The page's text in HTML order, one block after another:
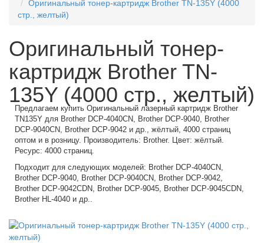
Оригинальный тонер-картридж Brother TN-135Y (4000
стр., желтый)
Оригинальный тонер-
картридж Brother TN-
135Y (4000 стр., желтый)
Предлагаем купить Оригинальный лазерный картридж Brother
TN135Y для Brother DCP-4040CN, Brother DCP-9040, Brother
DCP-9040CN, Brother DCP-9042 и др., жёлтый, 4000 страниц
оптом и в розницу. Производитель: Brother. Цвет: жёлтый.
Ресурс: 4000 страниц.
Подходит для следующих моделей: Brother DCP-4040CN,
Brother DCP-9040, Brother DCP-9040CN, Brother DCP-9042,
Brother DCP-9042CDN, Brother DCP-9045, Brother DCP-9045CDN,
Brother HL-4040 и др..